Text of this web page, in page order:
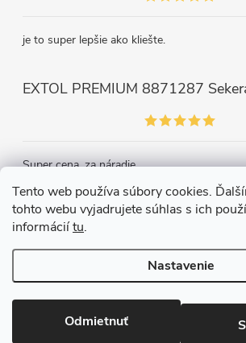
Tento web používa súbory cookies.
tohto webu vyjadrujete súhlas s ich
informáciítu.
Nastavenie
Odmietnuť
je to super lepšie ako kliešte.
Super cena, za náradie.
Copyright 2026Železiarstvo Páleník, s.r.o..
Upraviť nastavenie cookies